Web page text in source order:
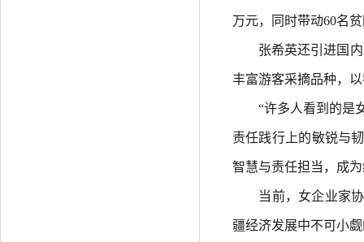
万元，同时带动60名
张希英还引进国内
丰富游客采摘品种，
“许多人看到的是女
责任践行上的敏锐与
智慧与责任担当，成
当前，女企业家协
疆经济发展中不可小